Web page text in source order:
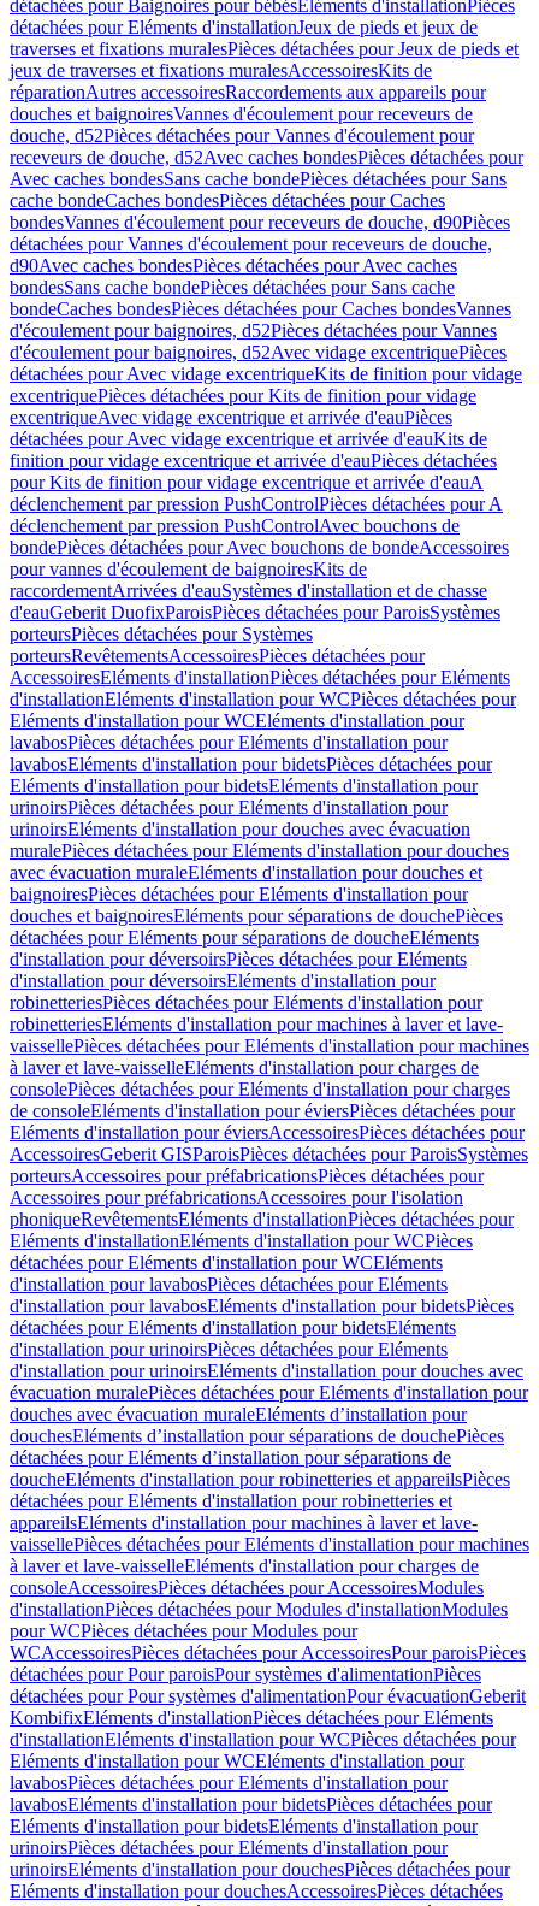
détachées pour Baignoires pour bébésEléments d'installationPièces
détachées pour Eléments d'installationJeux de pieds et jeux de
traverses et fixations muralesPièces détachées pour Jeux de pieds et
jeux de traverses et fixations muralesAccessoiresKits de
réparationAutres accessoiresRaccordements aux appareils pour
douches et baignoiresVannes d'écoulement pour receveurs de
douche, d52Pièces détachées pour Vannes d'écoulement pour
receveurs de douche, d52Avec caches bondesPièces détachées pour
Avec caches bondesSans cache bondePièces détachées pour Sans
cache bondeCaches bondesPièces détachées pour Caches
bondesVannes d'écoulement pour receveurs de douche, d90Pièces
détachées pour Vannes d'écoulement pour receveurs de douche,
d90Avec caches bondesPièces détachées pour Avec caches
bondesSans cache bondePièces détachées pour Sans cache
bondeCaches bondesPièces détachées pour Caches bondesVannes
d'écoulement pour baignoires, d52Pièces détachées pour Vannes
d'écoulement pour baignoires, d52Avec vidage excentriquePièces
détachées pour Avec vidage excentriqueKits de finition pour vidage
excentriquePièces détachées pour Kits de finition pour vidage
excentriqueAvec vidage excentrique et arrivée d'eauPièces
détachées pour Avec vidage excentrique et arrivée d'eauKits de
finition pour vidage excentrique et arrivée d'eauPièces détachées
pour Kits de finition pour vidage excentrique et arrivée d'eauA
déclenchement par pression PushControlPièces détachées pour A
déclenchement par pression PushControlAvec bouchons de
bondePièces détachées pour Avec bouchons de bondeAccessoires
pour vannes d'écoulement de baignoiresKits de
raccordementArrivées d'eauSystèmes d'installation et de chasse
d'eauGeberit DuofixParoisPièces détachées pour ParoisSystèmes
porteursPièces détachées pour Systèmes
porteursRevêtementsAccessoiresPièces détachées pour
AccessoiresEléments d'installationPièces détachées pour Eléments
d'installationEléments d'installation pour WCPièces détachées pour
Eléments d'installation pour WCEléments d'installation pour
lavabosPièces détachées pour Eléments d'installation pour
lavabosEléments d'installation pour bidetsPièces détachées pour
Eléments d'installation pour bidetsEléments d'installation pour
urinoirsPièces détachées pour Eléments d'installation pour
urinoirsEléments d'installation pour douches avec évacuation
muralePièces détachées pour Eléments d'installation pour douches
avec évacuation muraleEléments d'installation pour douches et
baignoiresPièces détachées pour Eléments d'installation pour
douches et baignoiresEléments pour séparations de douchePièces
détachées pour Eléments pour séparations de doucheEléments
d'installation pour déversoirsPièces détachées pour Eléments
d'installation pour déversoirsEléments d'installation pour
robinetteriesPièces détachées pour Eléments d'installation pour
robinetteriesEléments d'installation pour machines à laver et lave-
vaissellePièces détachées pour Eléments d'installation pour machines
à laver et lave-vaisselleEléments d'installation pour charges de
consolePièces détachées pour Eléments d'installation pour charges
de consoleEléments d'installation pour éviersPièces détachées pour
Eléments d'installation pour éviersAccessoiresPièces détachées pour
AccessoiresGeberit GISParoisPièces détachées pour ParoisSystèmes
porteursAccessoires pour préfabricationsPièces détachées pour
Accessoires pour préfabricationsAccessoires pour l'isolation
phoniqueRevêtementsEléments d'installationPièces détachées pour
Eléments d'installationEléments d'installation pour WCPièces
détachées pour Eléments d'installation pour WCEléments
d'installation pour lavabosPièces détachées pour Eléments
d'installation pour lavabosEléments d'installation pour bidetsPièces
détachées pour Eléments d'installation pour bidetsEléments
d'installation pour urinoirsPièces détachées pour Eléments
d'installation pour urinoirsEléments d'installation pour douches avec
évacuation muralePièces détachées pour Eléments d'installation pour
douches avec évacuation muraleEléments d’installation pour
douchesEléments d’installation pour séparations de douchePièces
détachées pour Eléments d’installation pour séparations de
doucheEléments d'installation pour robinetteries et appareilsPièces
détachées pour Eléments d'installation pour robinetteries et
appareilsEléments d'installation pour machines à laver et lave-
vaissellePièces détachées pour Eléments d'installation pour machines
à laver et lave-vaisselleEléments d'installation pour charges de
consoleAccessoiresPièces détachées pour AccessoiresModules
d'installationPièces détachées pour Modules d'installationModules
pour WCPièces détachées pour Modules pour
WCAccessoiresPièces détachées pour AccessoiresPour paroisPièces
détachées pour Pour paroisPour systèmes d'alimentationPièces
détachées pour Pour systèmes d'alimentationPour évacuationGeberit
KombifixEléments d'installationPièces détachées pour Eléments
d'installationEléments d'installation pour WCPièces détachées pour
Eléments d'installation pour WCEléments d'installation pour
lavabosPièces détachées pour Eléments d'installation pour
lavabosEléments d'installation pour bidetsPièces détachées pour
Eléments d'installation pour bidetsEléments d'installation pour
urinoirsPièces détachées pour Eléments d'installation pour
urinoirsEléments d'installation pour douchesPièces détachées pour
Eléments d'installation pour douchesAccessoiresPièces détachées